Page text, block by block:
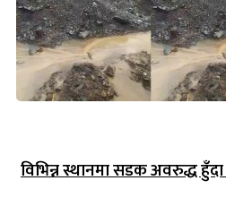
विभिन्न स्थानमा सडक अवरुद्ध